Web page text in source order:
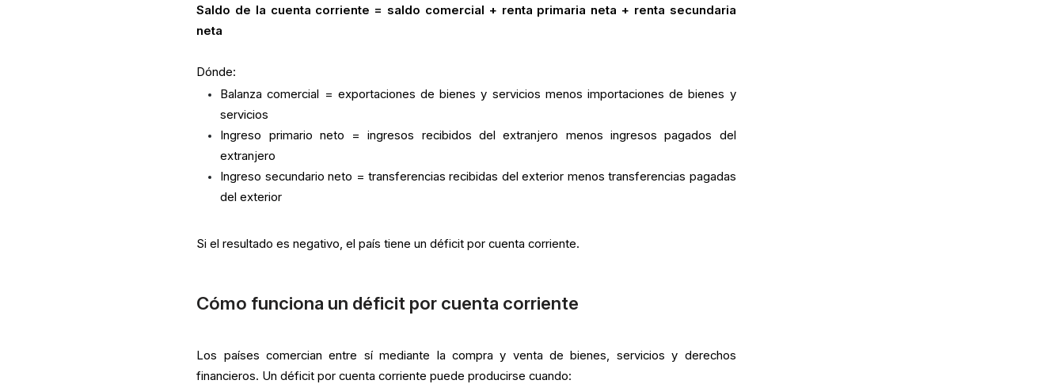
Saldo de la cuenta corriente = saldo comercial + renta primaria neta + renta secundaria
neta
Dónde:
Balanza comercial = exportaciones de bienes y servicios menos importaciones de bienes y
servicios
Ingreso primario neto = ingresos recibidos del extranjero menos ingresos pagados del
extranjero
Ingreso secundario neto = transferencias recibidas del exterior menos transferencias pagadas
del exterior
Si el resultado es negativo, el país tiene un déficit por cuenta corriente.
Cómo funciona un déficit por cuenta corriente
Los países comercian entre sí mediante la compra y venta de bienes, servicios y derechos
financieros. Un déficit por cuenta corriente puede producirse cuando: